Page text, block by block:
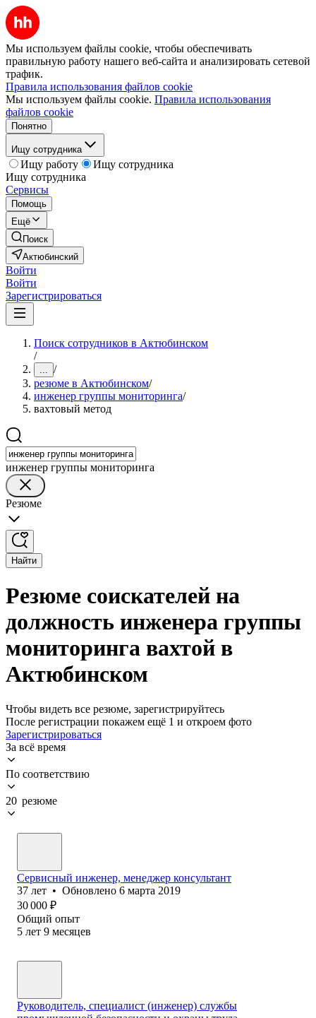
Мы используем файлы cookie, чтобы обеспечивать
правильную работу нашего веб-сайта и анализировать сетевой
трафик.
Правила использования файлов cookie
Мы используем файлы cookie. Правила использования
файлов cookie
Понятно
Ищу сотрудника
Ищу работу
Ищу сотрудника
Ищу сотрудника
Сервисы
Помощь
Ещё
Поиск
Актюбинский
Войти
Войти
Зарегистрироваться
Поиск сотрудников в Актюбинском
/
... /
резюме в Актюбинском/
инженер группы мониторинга/
вахтовый метод
инженер группы мониторинга
Резюме
Найти
Резюме соискателей на
должность инженера группы
мониторинга вахтой в
Актюбинском
Чтобы видеть все резюме, зарегистрируйтесь
После регистрации покажем ещё 1 и откроем фото
Зарегистрироваться
За всё время
По соответствию
20 резюме
Сервисный инженер, менеджер консультант
37 лет • Обновлено 6 марта 2019
30 000 ₽
Общий опыт
5 лет 9 месяцев
Руководитель, специалист (инженер) службы